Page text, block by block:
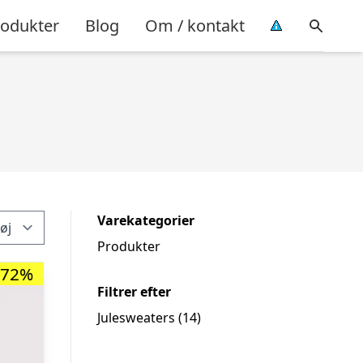
Blog Om / kontakt
Varekategorier
Produkter
Filtrer efter
Julesweaters (14)